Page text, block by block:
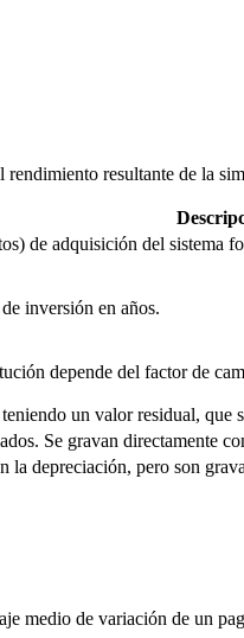
resultante de la
de adquisición del
inversión en años.
depende del factor de
un valor residual, que
Se gravan directamente
depreciación, pero son
medio de variación de un